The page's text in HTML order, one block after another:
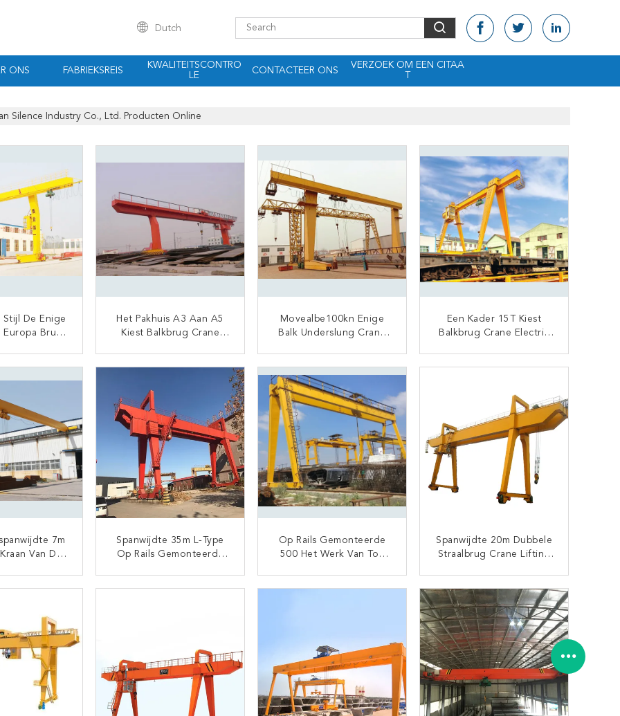
Dutch
ONS FABRIEKSREIS
KWALITEITSCONTRO
LE
CONTACTEER ONS
VERZOEK OM EEN CITAA
Silence Industry Co., Ltd. Producten Online
Stijl De Enige
Europa Brug
NU
Het Pakhuis A3 Aan A5
Kiest Balkbrug Crane
CONTACT NU
Movealbe100kn Enige
Balk Underslung Crane
CONTACT NU
Een Kader 15T Kiest
Balkbrug Crane Electric
CONTACT NU
7m
Van De
NU
Spanwijdte 35m L-Type
Op Rails Gemonteerde
CONTACT NU
Op Rails Gemonteerde
500 Het Werk Van Ton
CONTACT NU
Spanwijdte 20m Dubbele
Straalbrug Crane Lifting
CONTACT NU